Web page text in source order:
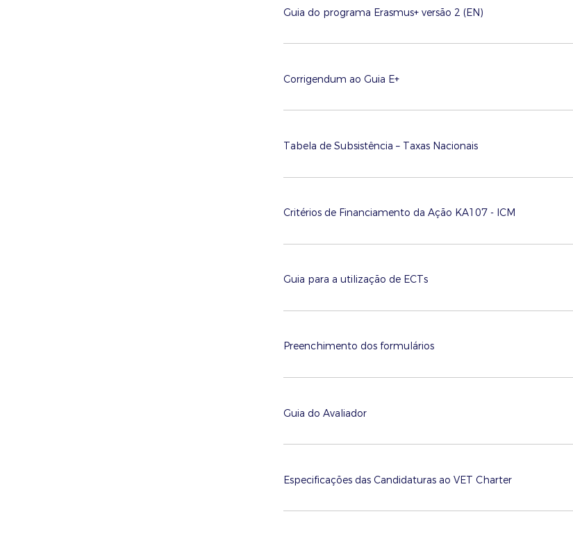
Guia do programa Erasmus+ versão 2 (EN)
Corrigendum ao Guia E+
Tabela de Subsistência – Taxas Nacionais
Critérios de Financiamento da Ação KA107 - ICM
Guia para a utilização de ECTs
Preenchimento dos formulários
Guia do Avaliador
Especificações das Candidaturas ao VET Charter